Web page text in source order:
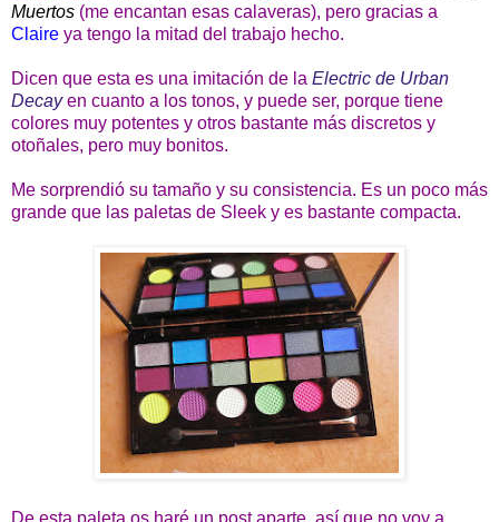
Muertos (me encantan esas calaveras), pero gracias a
Claire ya tengo la mitad del trabajo hecho.
Dicen que esta es una imitación de la Electric de Urban
Decayen cuanto a los tonos, y puede ser, porque tiene
colores muy potentes y otros bastante más discretos y
otoñales, pero muy bonitos.
Me sorprendió su tamaño y su consistencia. Es un poco más
grande que las paletas de Sleek y es bastante compacta.
De esta paleta os haré un post aparte, así que no voy a